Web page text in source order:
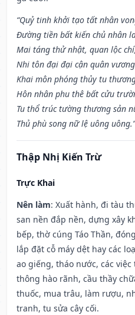
“Quỷ tinh khởi tạo tất nhân
Đường tiền bất kiến chủ nhân
Mai táng thử nhật, quan lộc chí,
Nhi tôn đại đại cận quân
Khai môn phóng thủy tu
Hôn nhân phu thê bất cửu
Tu thổ trúc tường thương sản
Thủ phù song nữ lệ uông uông.”
Thập Nhị Kiến Trừ
Trực Khai
Nên làm: Xuất hành, đi tàu
san nền đắp nền, dựng xây
bếp, thờ cúng Táo Thần,
lắp đặt cỗ máy dệt hay các
ao giếng, tháo nước, các
thông hào rãnh, cầu thầy
thuốc, mua trâu, làm rượu,
tranh, tu sửa cây cối.